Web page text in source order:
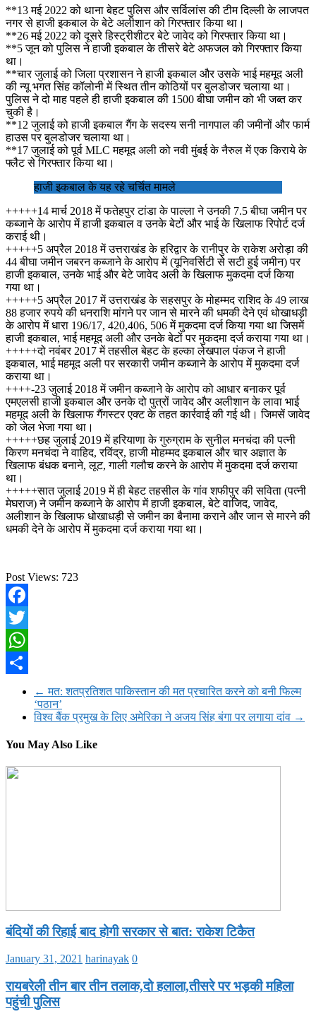
**13 मई 2022 को थाना बेहट पुलिस और सर्विलांस की टीम दिल्ली के लाजपत
नगर से हाजी इकबाल के बेटे अलीशान को गिरफ्तार किया था।
**26 मई 2022 को दूसरे हिस्ट्रीशीटर बेटे जावेद को गिरफ्तार किया था।
**5 जून को पुलिस ने हाजी इकबाल के तीसरे बेटे अफजल को गिरफ्तार किया
था।
**चार जुलाई को जिला प्रशासन ने हाजी इकबाल और उसके भाई महमूद अली
की न्यू भगत सिंह कॉलोनी में स्थित तीन कोठियों पर बुलडोजर चलाया था।
पुलिस ने दो माह पहले ही हाजी इकबाल की 1500 बीघा जमीन को भी जब्त कर
चुकी है।
**12 जुलाई को हाजी इकबाल गैंग के सदस्य सनी नागपाल की जमीनों और फार्म
हाउस पर बुलडोजर चलाया था।
**17 जुलाई को पूर्व MLC महमूद अली को नवी मुंबई के नैरुल में एक किराये के
फ्लैट से गिरफ्तार किया था।
हाजी इकबाल के यह रहे चर्चित मामले
+++++14 मार्च 2018 में फतेहपुर टांडा के पाल्ला ने उनकी 7.5 बीघा जमीन पर
कब्जाने के आरोप में हाजी इकबाल व उनके बेटों और भाई के खिलाफ रिपोर्ट दर्ज
कराई थी।
+++++5 अप्रैल 2018 में उत्तराखंड के हरिद्वार के रानीपुर के राकेश अरोड़ा की
44 बीघा जमीन जबरन कब्जाने के आरोप में (यूनिवर्सिटी से सटी हुई जमीन) पर
हाजी इकबाल, उनके भाई और बेटे जावेद अली के खिलाफ मुकदमा दर्ज किया
गया था।
+++++5 अप्रैल 2017 में उत्तराखंड के सहसपुर के मोहम्मद राशिद के 49 लाख
88 हजार रुपये की धनराशि मांगने पर जान से मारने की धमकी देने एवं धोखाधड़ी
के आरोप में धारा 196/17, 420,406, 506 में मुकदमा दर्ज किया गया था जिसमें
हाजी इकबाल, भाई महमूद अली और उनके बेटों पर मुकदमा दर्ज कराया गया था।
+++++दो नवंबर 2017 में तहसील बेहट के हल्का लेखपाल पंकज ने हाजी
इकबाल, भाई महमूद अली पर सरकारी जमीन कब्जाने के आरोप में मुकदमा दर्ज
कराया था।
++++-23 जुलाई 2018 में जमीन कब्जाने के आरोप को आधार बनाकर पूर्व
एमएलसी हाजी इकबाल और उनके दो पुत्रों जावेद और अलीशान के लावा भाई
महमूद अली के खिलाफ गैंगस्टर एक्ट के तहत कार्रवाई की गई थी। जिमसें जावेद
को जेल भेजा गया था।
+++++छह जुलाई 2019 में हरियाणा के गुरुग्राम के सुनील मनचंदा की पत्नी
किरण मनचंदा ने वाहिद, रविंद्र, हाजी मोहम्मद इकबाल और चार अज्ञात के
खिलाफ बंधक बनाने, लूट, गाली गलौच करने के आरोप में मुकदमा दर्ज कराया
था।
+++++सात जुलाई 2019 में ही बेहट तहसील के गांव शफीपुर की सविता (पत्नी
मेघराज) ने जमीन कब्जाने के आरोप में हाजी इकबाल, बेटे वाजिद, जावेद,
अलीशान के खिलाफ धोखाधड़ी से जमीन का बैनामा कराने और जान से मारने की
धमकी देने के आरोप में मुकदमा दर्ज कराया गया था।
Post Views: 723
Facebook
Twitter
WhatsApp
← मत: शतप्रतिशत पाकिस्तान की मत प्रचारित करने को बनी फिल्म
‘पठान’
विश्व बैंक प्रमुख के लिए अमेरिका ने अजय सिंह बंगा पर लगाया दांव →
You May Also Like
बंदियों की रिहाई बाद होगी सरकार से बात: राकेश टिकैत
January 31, 2021 harinayak 0
रायबरेली तीन बार तीन तलाक,दो हलाला,तीसरे पर भड़की महिला
पहुंची पुलिस